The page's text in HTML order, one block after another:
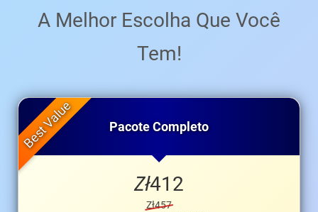
A Melhor Escolha Que Você
Tem!
Pacote Completo
Zł412
Zł457